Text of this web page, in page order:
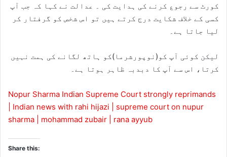
کورٹ سے رجوع کرنے کی ہدایت کی ۔ عدالت نے کہا کہ جب آپ
کسی کے خلاف شکایت درج کرتے ہیں تو اس شخص کو گرفتار کر
لیا جاتا ہے۔
لیکن کوئی آپ کو(نوپورشرما)کو ہاتھ لگانے کی ہمت نہیں
کرتا، اس سے آپ کا دبدبہ ظاہر ہوتا ہے۔
Nopur Sharma Indian Supreme Court strongly reprimands
| Indian news with rahi hijazi | supreme court on nupur
sharma | mohammad zubair | rana ayyub
Share this: